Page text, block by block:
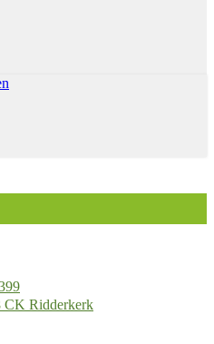
CK Ridderkerk